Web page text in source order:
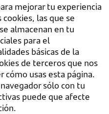
mejorar tu experiencia
las que se
almacenan en tu
para el
básicas de la
de terceros que nos
cómo usas esta página.
sólo con tu
puede que afecte